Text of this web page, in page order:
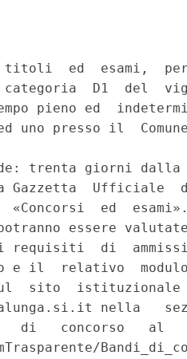
ed  esami,
D1  del
pieno ed
uno presso il
trenta giorni dalla
Gazzetta  Ufficiale
ed
essere
requisiti  di
e il  relativo
sul  sito  istituzionale
nella
di   concorso   al